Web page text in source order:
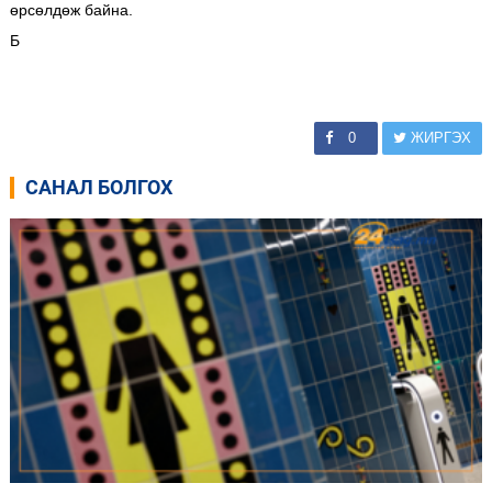
өрсөлдөж байна.
Б
0 ЖИРГЭХ
САНАЛ БОЛГОХ